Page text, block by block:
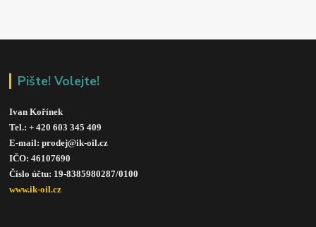
Pište! Volejte!
Ivan Kořínek
Tel.: + 420 603 345 409
E-mail: prodej@ik-oil.cz
IČO: 46107690
Číslo účtu: 19-8385980287/0100
www.ik-oil.cz